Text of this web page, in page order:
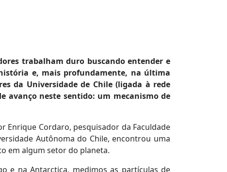
trabalham duro buscando entender e
e, mais profundamente, na última
da Universidade de Chile (ligada à rede
avanço neste sentido: um mecanismo de
Enrique Cordaro, pesquisador da Faculdade
Autônoma do Chile, encontrou uma
em algum setor do planeta.
e na Antarctica, medimos as partículas de